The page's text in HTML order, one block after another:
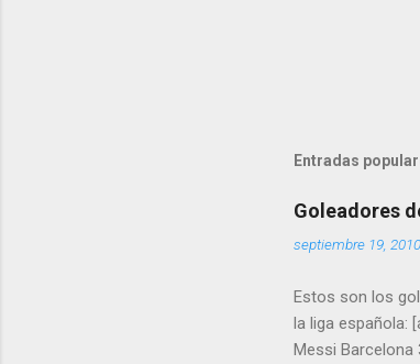
Entradas
Goleadores
septiembre 19, 2010
Estos son los
la liga española:
Messi Barcelona